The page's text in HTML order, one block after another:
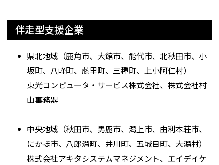
伴走型支援企業
県北地域（鹿角市、大館市、能代市、北秋田市、小
坂町、八峰町、藤里町、三種町、上小阿仁村）
東光コンピュータ・サービス株式会社、株式会社村
山事務器
中央地域（秋田市、男鹿市、潟上市、由利本荘市、
にかほ市、八郎潟町、井川町、五城目町、大潟村）
株式会社アキタシステムマネジメント、エイデイケ